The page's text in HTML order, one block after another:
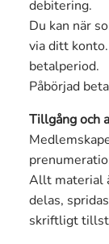
debitering.
Du kan när
via ditt
betalperiod.
Påbörjad
Tillgång och
Allt material
delas,
skriftligt